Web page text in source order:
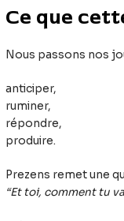
Ce que
Nous passons nos
anticiper,
ruminer,
répondre,
produire.
Prezens remet une
“Et toi, comment tu